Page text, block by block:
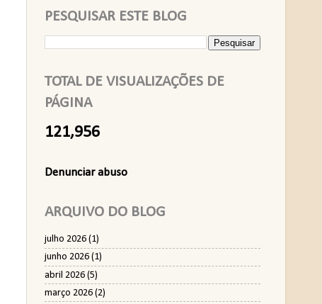
PESQUISAR ESTE BLOG
TOTAL DE VISUALIZAÇÕES DE
PÁGINA
121,956
Denunciar abuso
ARQUIVO DO BLOG
julho 2026 (1)
junho 2026 (1)
abril 2026 (5)
março 2026 (2)